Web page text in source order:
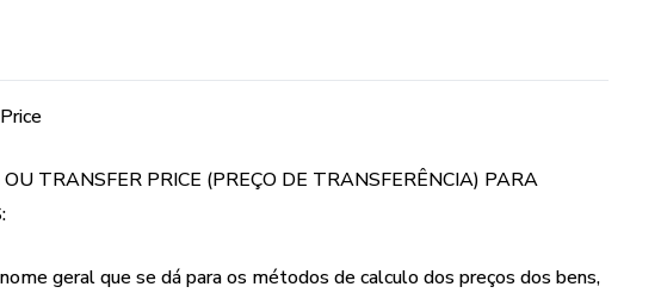
Importações
Exportações
TRANSFER PRICE (PREÇO DE TRANSFERÊNCIA) PARA
geral que se dá para os métodos de calculo dos preços dos bens,